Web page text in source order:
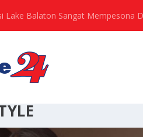
Lake Balaton Sangat Mempesona